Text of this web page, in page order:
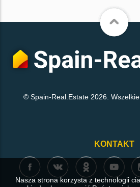
© Spain-Real.Estate 2026.
KONTAKT
Nasza strona korzysta z technologii